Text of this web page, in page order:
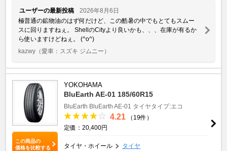
ユーザーの最新投稿
2026年8月6日
極普通の鉱物油のはず何だけど、この酷暑の中でもとてもスムー
スに回りますねぇ。 ShellのCityより良いかも、、、在庫が有るか
ら使いますけどねぇ。 (^o^)
kazwy （愛車：スズキ ジムニー）
この商品の
価格を比較する
YOKOHAMA
BluEarth AE-01 185/60R15
BluEarth BluEarth AE-01 タイヤタイプ:エコ
4.21
（19件）
定価：20,400円
タイヤ・ホイール タイヤ